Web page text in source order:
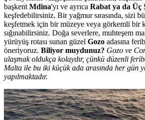
başkent Mdina'yı ve ayrıca Rabat ya da Üç
keşfedebilirsiniz. Bir yağmur sırasında, sizi
keşfetmek için bir müzeye veya görkemli bir
sığınabilirsiniz. Doğa severlere, muhteşem
yürüyüş rotası sunan güzel Gozo adasına
öneriyoruz. Biliyor muydunuz? Gozo ve
ulaşmak oldukça kolaydır, çünkü düzenli
Malta ile bu iki küçük ada arasında her gün
yapılmaktadır.